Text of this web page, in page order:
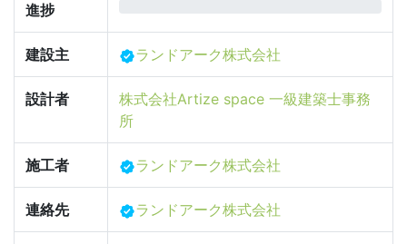
進捗
建設主 ランドアーク株式会社
設計者
株式会社Artize space 一級建築士事務
所
施工者 ランドアーク株式会社
連絡先 ランドアーク株式会社